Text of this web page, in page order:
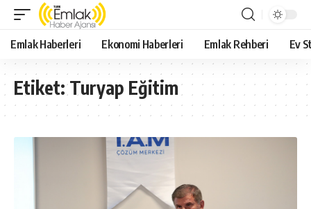
Emlak Haberleri Ekonomi Haberleri Emlak Rehberi Ev
Etiket:Turyap Eğitim